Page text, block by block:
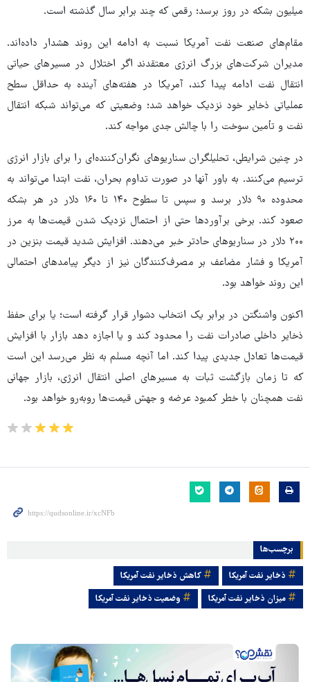
میلیون بشکه در روز برسد؛ رقمی که چند برابر سال گذشته است.
مقام‌های صنعت نفت آمریکا نسبت به ادامه این روند هشدار داده‌اند.
مدیران شرکت‌های بزرگ انرژی معتقدند اگر اختلال در مسیرهای حیاتی
انتقال نفت ادامه پیدا کند، آمریکا در هفته‌های آینده به حداقل سطح
عملیاتی ذخایر خود نزدیک خواهد شد؛ وضعیتی که می‌تواند شبکه انتقال
نفت و تأمین سوخت را با چالش جدی مواجه کند.
در چنین شرایطی، تحلیلگران سناریوهای نگران‌کننده‌ای را برای بازار انرژی
ترسیم می‌کنند. به باور آنها در صورت تداوم بحران، نفت ابتدا می‌تواند به
محدوده ۹۰ دلار برسد و سپس تا سطوح ۱۴۰ تا ۱۶۰ دلار در هر بشکه
صعود کند. برخی برآوردها حتی از احتمال نزدیک شدن قیمت‌ها به مرز
۲۰۰ دلار در سناریوهای حادتر خبر می‌دهند. افزایش شدید قیمت بنزین در
آمریکا و فشار مضاعف بر مصرف‌کنندگان نیز از دیگر پیامدهای احتمالی
این روند خواهد بود.
اکنون واشنگتن در برابر یک انتخاب دشوار قرار گرفته است؛ یا برای حفظ
ذخایر داخلی صادرات نفت را محدود کند و یا اجازه دهد بازار با افزایش
قیمت‌ها تعادل جدیدی پیدا کند. اما آنچه مسلم به نظر می‌رسد این است
که تا زمان بازگشت ثبات به مسیرهای اصلی انتقال انرژی، بازار جهانی
نفت همچنان با خطر کمبود عرضه و جهش قیمت‌ها روبه‌رو خواهد بود.
برچسب‌ها
ذخایر نفت آمریکا
کاهش ذخایر نفت آمریکا
میزان ذخایر نفت آمریکا
وضعیت ذخایر نفت آمریکا